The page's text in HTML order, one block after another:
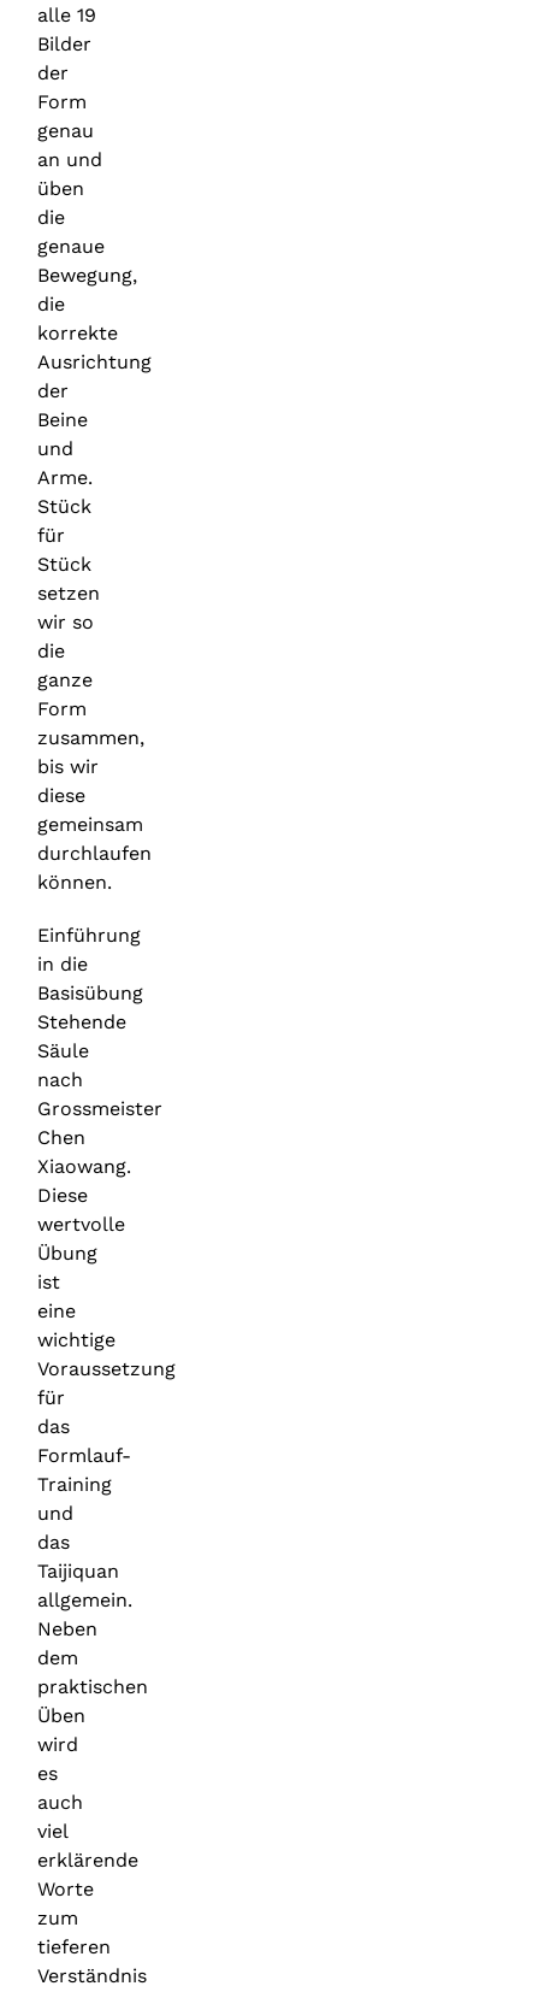
alle 19
Bilder
der
Form
genau
an und
üben
die
genaue
Bewegung,
die
korrekte
Ausrichtung
der
Beine
und
Arme.
Stück
für
Stück
setzen
wir so
die
ganze
Form
zusammen,
bis wir
diese
gemeinsam
durchlaufen
können.
Einführung
in die
Basisübung
Stehende
Säule
nach
Grossmeister
Chen
Xiaowang.
Diese
wertvolle
Übung
ist
eine
wichtige
Voraussetzung
für
das
Formlauf-
Training
und
das
Taijiquan
allgemein.
Neben
dem
praktischen
Üben
wird
es
auch
viel
erklärende
Worte
zum
tieferen
Verständnis